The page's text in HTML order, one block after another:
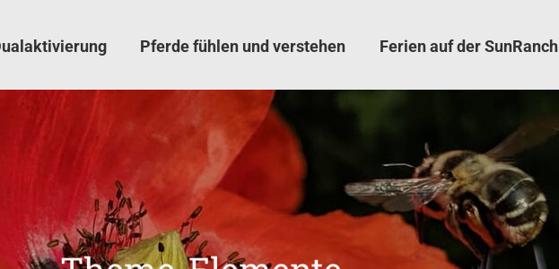
Pferde fühlen und verstehen Ferien auf der SunRanch